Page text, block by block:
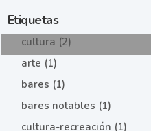
Etiquetas
cultura (2)
arte (1)
bares (1)
bares notables (1)
cultura-recreación (1)